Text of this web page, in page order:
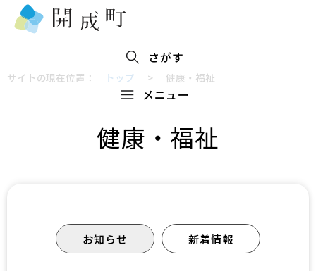
さがす
メニュー
サイトの現在位置： トップ > 健康・福祉
健康・福祉
お知らせ 新着情報